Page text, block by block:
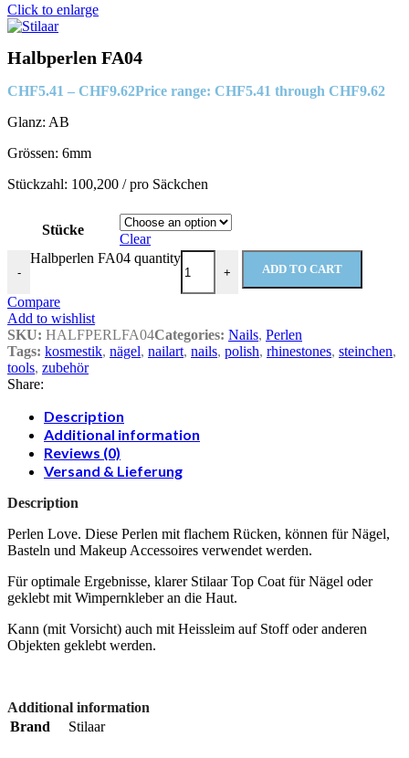
Click to enlarge
Halbperlen FA04
CHF5.41 – CHF9.62Price range: CHF5.41 through CHF9.62
Glanz: AB
Grössen: 6mm
Stückzahl: 100,200 / pro Säckchen
Stücke
Clear
-
Halbperlen FA04 quantity
+ ADD TO CART
Compare
Add to wishlist
SKU: HALFPERLFA04Categories: Nails, Perlen
Tags: kosmestik, nägel, nailart, nails, polish, rhinestones, steinchen,
tools, zubehör
Share:
Description
Additional information
Reviews (0)
Versand & Lieferung
Description
Perlen Love. Diese Perlen mit flachem Rücken, können für Nägel,
Basteln und Makeup Accessoires verwendet werden.
Für optimale Ergebnisse, klarer Stilaar Top Coat für Nägel oder
geklebt mit Wimpernkleber an die Haut.
Kann (mit Vorsicht) auch mit Heissleim auf Stoff oder anderen
Objekten geklebt werden.
Additional information
Brand
Stilaar